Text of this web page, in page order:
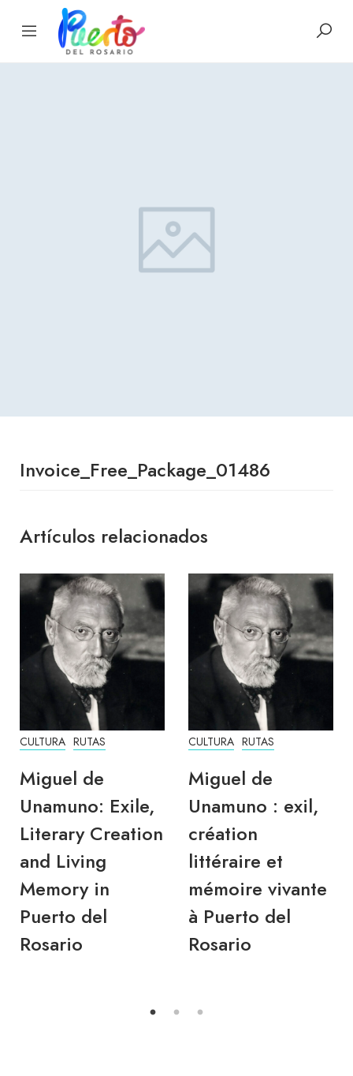
Invoice_Free_Package_01486
Artículos relacionados
CULTURA RUTAS
Miguel de
Unamuno: Exile,
Literary Creation
and Living
Memory in
Puerto del
Rosario
CULTURA RUTAS
Miguel de
Unamuno : exil,
création
littéraire et
mémoire vivante
à Puerto del
Rosario